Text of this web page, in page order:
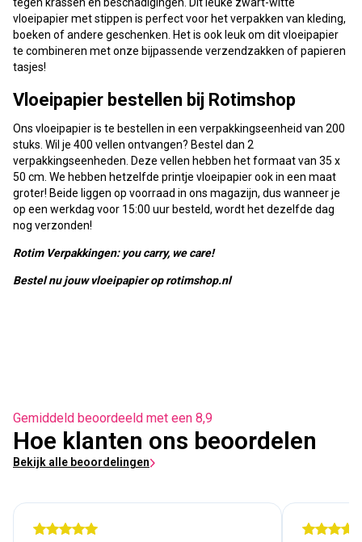
vloeipapier met stippen is perfect voor het verpakken van kleding,
boeken of andere geschenken. Het is ook leuk om dit vloeipapier
te combineren met onze bijpassende verzendzakken of papieren
tasjes!
Vloeipapier bestellen bij Rotimshop
Ons vloeipapier is te bestellen in een verpakkingseenheid van 200
stuks. Wil je 400 vellen ontvangen? Bestel dan 2
verpakkingseenheden. Deze vellen hebben het formaat van 35 x
50 cm. We hebben hetzelfde printje vloeipapier ook in een maat
groter! Beide liggen op voorraad in ons magazijn, dus wanneer je
op een werkdag voor 15:00 uur besteld, wordt het dezelfde dag
nog verzonden!
Rotim Verpakkingen: you carry, we care!
Bestel nu jouw vloeipapier op rotimshop.nl
Gemiddeld beoordeeld met een 8,9
Hoe klanten ons beoordelen
Bekijk alle beoordelingen